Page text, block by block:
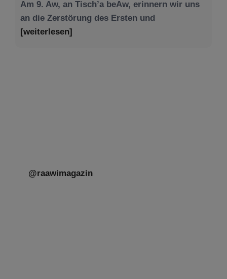
an die Zerstörung des Ersten und
[weiterlesen]
@raawimagazin